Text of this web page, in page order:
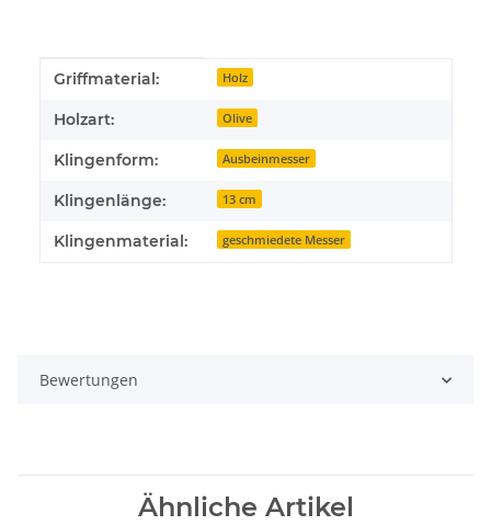
Produkteigenschaft
Wert
Griffmaterial: Holz
Holzart: Olive
Klingenform: Ausbeinmesser
Klingenlänge: 13 cm
Klingenmaterial: geschmiedete Messer
Bewertungen
Ähnliche Artikel